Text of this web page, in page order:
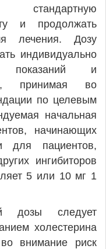
и продолжать
лечения. Дозу
индивидуально
и
принимая во
по целевым
начальная
начинающих
для пациентов,
ингибиторов
5 или 10 мг 1
дозы следует
холестерина
внимание риск